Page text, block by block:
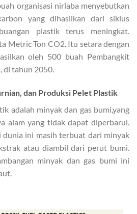
organisasi nirlaba menyebutkan
yang dihasilkan dari siklus
plastik terus meningkat.
Metric Ton CO2. Itu setara dengan
oleh 500 buah Pembangkit
di tahun 2050.
dan Produksi Pelet Plastik
adalah minyak dan gas bumi,yang
alam yang tidak dapat diperbarui.
dunia ini masih terbuat dari minyak
atau diambil dari perut bumi.
minyak dan gas bumi ini